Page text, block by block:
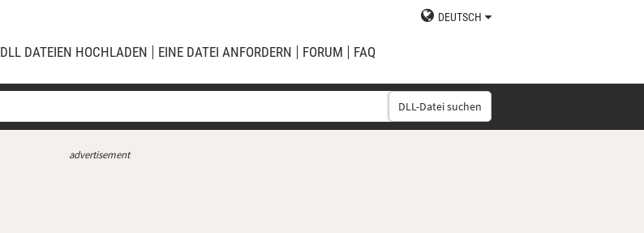
DEUTSCH
DLL DATEIEN HOCHLADEN EINE DATEI ANFORDERN FORUM FAQ
DLL-Datei suchen
advertisement